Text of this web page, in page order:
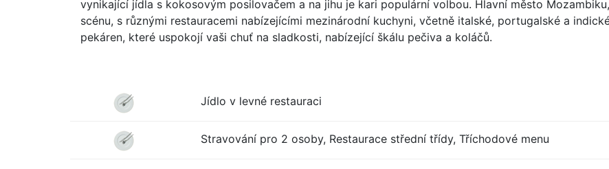
vynikající jídla s kokosovým posilovačem a na jihu je kari populární volbou. Hlavní město
scénu, s různými restauracemi nabízejícími mezinárodní kuchyni, včetně italské, portugalské a
pekáren, které uspokojí vaši chuť na sladkosti, nabízející škálu pečiva a koláčů.
Jídlo v levné restauraci
Stravování pro 2 osoby, Restaurace střední třídy, Tříchodové menu